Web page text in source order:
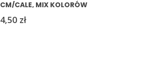
CM/CALE, MIX KOLORÓW
4,50 zł